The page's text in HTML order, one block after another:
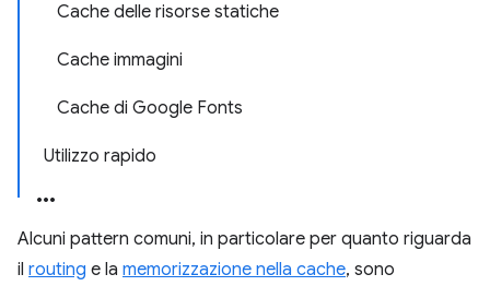
Cache delle risorse statiche
Cache immagini
Cache di Google Fonts
Utilizzo rapido
Alcuni pattern comuni, in particolare per quanto riguarda
il routing e la memorizzazione nella cache, sono